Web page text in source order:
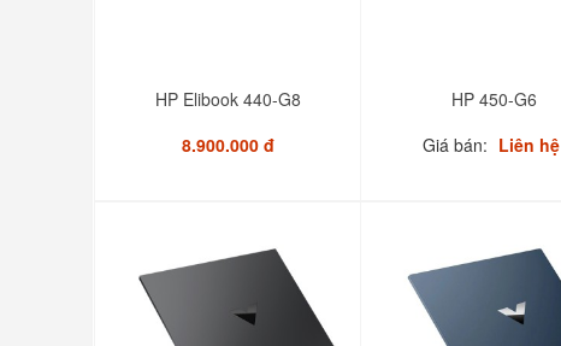
HP Elibook 440-G8
8.900.000 đ
HP 450-G6
Giá bán: Liên hệ